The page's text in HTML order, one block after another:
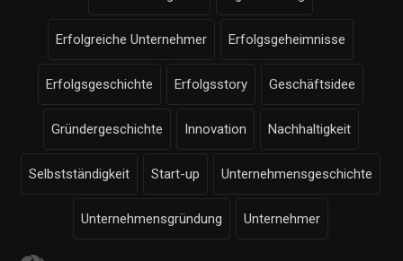
Erfolgreiche Unternehmer Erfolgsgeheimnisse
Erfolgsgeschichte Erfolgsstory Geschäftsidee
Gründergeschichte Innovation Nachhaltigkeit
Selbstständigkeit Start-up Unternehmensgeschichte
Unternehmensgründung Unternehmer